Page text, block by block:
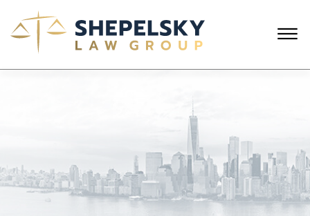
☰
АНГЛИЙСКИЙ
РУССКИЙ
ИСТОРИИ КЛИЕНТОВ
НОВОСТИ
КОНТАКТЫ